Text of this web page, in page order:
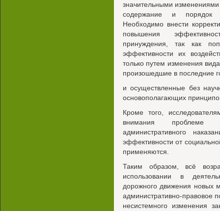
значительными
содержание и порядок
Необходимо внести
повышения
принуждения, так как
эффективности их
только путем изменения
произошедшие в последние
и осуществленные без
основополагающих
Кроме того,
внимания проблеме
административного
эффективности от
применяются.
Таким образом, всё
использовании в
дорожного движения новых
административно-правовое
несистемного изменения